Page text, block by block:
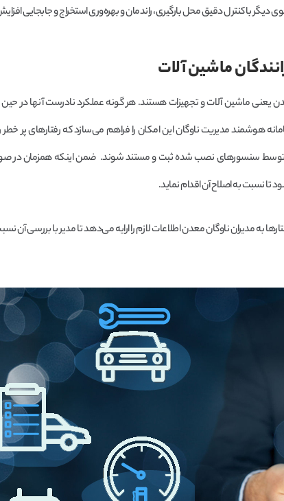
دیگر با کنترل دقیق محل بارگیری، راندمان و بهره‌وری استخراج و جابجایی
ماشین آلات
یعنی ماشین آلات و تجهیزات هستند. هر گونه عملکرد نادرست آنها در حین
هوشمند مدیریت ناوگان این امکان را فراهم می‌سازد که رفتارهای پر خطر
توسط سنسورهای نصب شده ثبت و مستند شوند. ضمن اینکه همزمان در
تا نسبت به اصلاح آن اقدام نماید.
به مدیران ناوگان معدن اطلاعات لازم را ارایه می‌دهد تا مدیر با بررسی آن